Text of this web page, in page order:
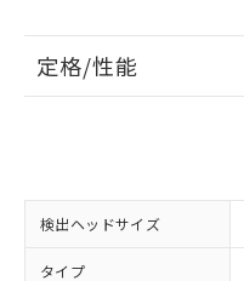
定格/性能
検出ヘッドサイズ
タイプ